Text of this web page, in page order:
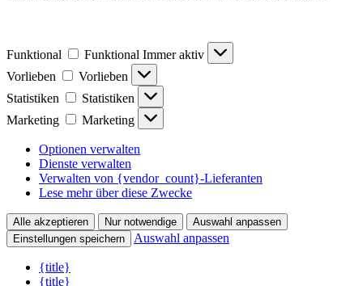
Funktional Funktional Immer aktiv
Vorlieben
Vorlieben
Statistiken
Statistiken
Marketing
Marketing
Optionen verwalten
Dienste verwalten
Verwalten von {vendor_count}-Lieferanten
Lese mehr über diese Zwecke
Alle akzeptieren Nur notwendige
Auswahl anpassen
Einstellungen speichern
Auswahl anpassen
{title}
{title}